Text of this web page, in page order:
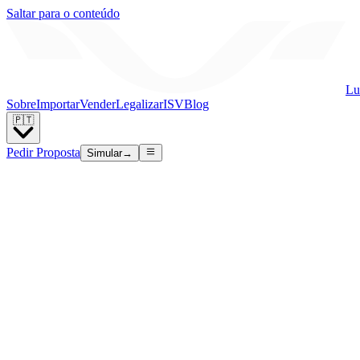
Saltar para o conteúdo
SobreImportarVenderLegalizarISVBlog
🇵🇹
Pedir Proposta Simular→